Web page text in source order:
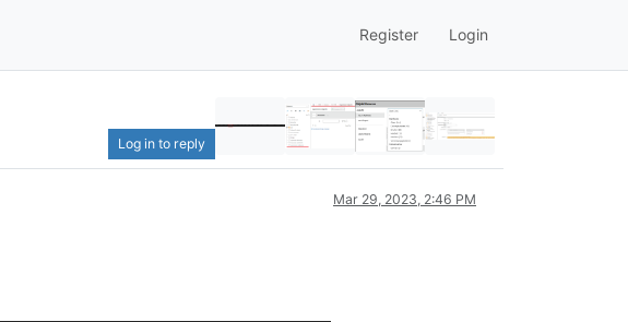
Register Login
Log in to reply
Mar 29, 2023, 2:46 PM